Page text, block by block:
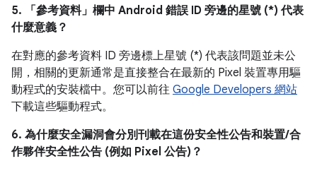
5. 「參考資料」 欄中 Android 錯誤 ID 旁邊的星號 (*) 代表
什麼意義？
在對應的參考資料 ID 旁邊標上星號 (*) 代表該問題並未公
開，相關的更新通常是直接整合在最新的 Pixel 裝置專用驅
動程式的安裝檔中。您可以前往 Google Developers 網站
下載這些驅動程式。
6. 為什麼安全漏洞會分別刊載在這份安全性公告和裝置/合
作夥伴安全性公告 (例如 Pixel 公告)？